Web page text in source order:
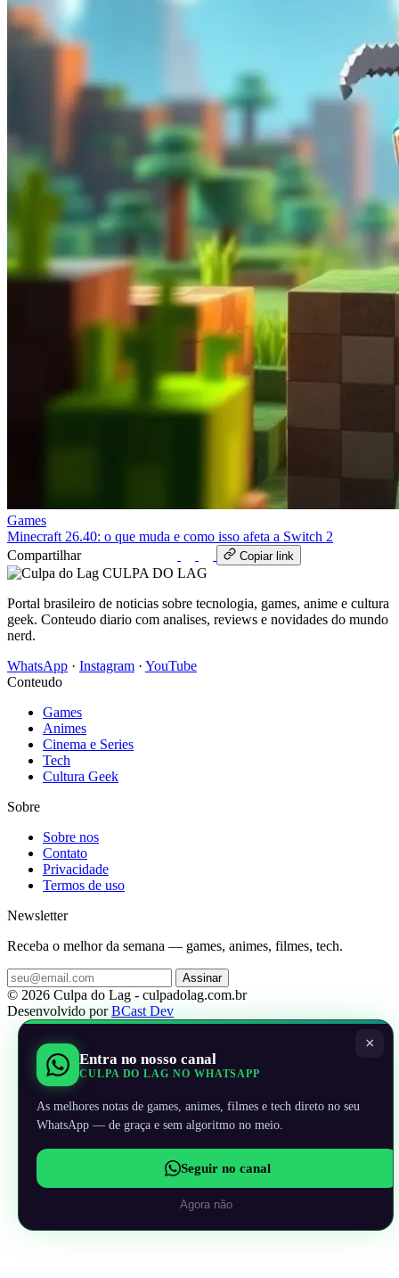
Games
Minecraft 26.40: o que muda e como isso afeta a Switch 2
Compartilhar
Copiar link
CULPA DO LAG
Portal brasileiro de noticias sobre tecnologia, games, anime e cultura
geek. Conteudo diario com analises, reviews e novidades do mundo
nerd.
WhatsApp · Instagram · YouTube
Conteudo
Games
Animes
Cinema e Series
Tech
Cultura Geek
Sobre
Sobre nos
Contato
Privacidade
Termos de uso
Newsletter
Receba o melhor da semana — games, animes, filmes, tech.
Assinar
© 2026 Culpa do Lag - culpadolag.com.br
Desenvolvido porBCast Dev
×
Entra no nosso canal
CULPA DO LAG NO WHATSAPP
As melhores notas de games, animes, filmes e tech direto no seu
WhatsApp — de graça e sem algoritmo no meio.
Seguir no canal
Agora não